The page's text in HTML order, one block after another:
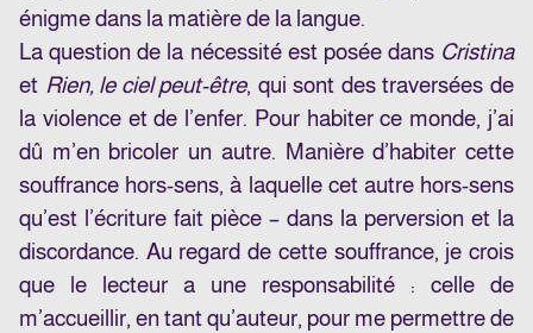
énigme dans la matière de la langue.
La question de la nécessité est posée dans Cristina
et Rien, le ciel peut-être, qui sont des traversées de
la violence et de l’enfer. Pour habiter ce monde, j’ai
dû m’en bricoler un autre. Manière d’habiter cette
souffrance hors-sens, à laquelle cet autre hors-sens
qu’est l’écriture fait pièce – dans la perversion et la
discordance. Au regard de cette souffrance, je crois
que le lecteur a une responsabilité : celle de
m’accueillir, en tant qu’auteur, pour me permettre de